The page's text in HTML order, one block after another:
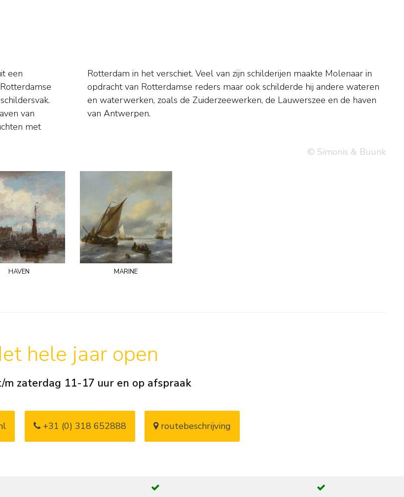
een
van
met
in
wateren
van Antwerpen.
© Simonis & Buunk
haven marine
hele jaar open
m zaterdag 11-17 uur en op afspraak
+31 (0) 318 652888 routebeschrijving